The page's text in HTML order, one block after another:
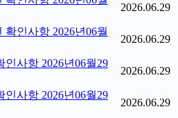
2026.06.29
인사항 2026년06월
2026.06.29
사항 2026년06월29
2026.06.29
사항 2026년06월29
2026.06.29